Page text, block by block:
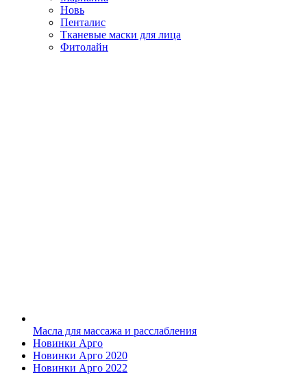
Новь
Пенталис
Тканевые маски для лица
Фитолайн
Масла для массажа и расслабления
Новинки Арго
Новинки Арго 2020
Новинки Арго 2022